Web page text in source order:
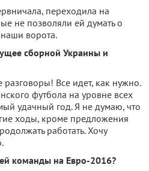
переходила на
не позволяли ей думать о
ворота.
сборной Украины и
разговоры! Все идет, как нужно.
футбола на уровне всех
удачный год. Я не думаю, что
ходы, кроме предложения
работать. Хочу
команды на Евро-2016?